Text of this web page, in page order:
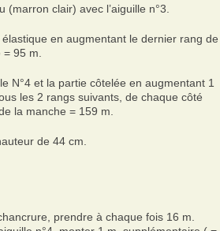
(marron clair) avec l’aiguille n°3.
en augmentant le dernier rang de
95 m.
N°4 et la partie côtelée en augmentant 1
les 2 rangs suivants, de chaque côté
la manche = 159 m.
de 44 cm.
prendre à chaque fois 16 m.